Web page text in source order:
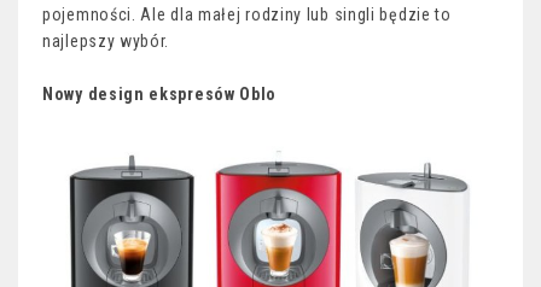
pojemności. Ale dla małej rodziny lub singli będzie to
najlepszy wybór.
Nowy design ekspresów Oblo